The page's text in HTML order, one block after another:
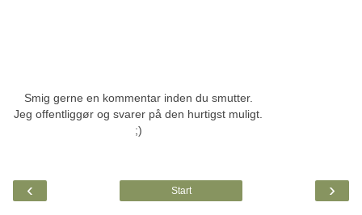
Smig gerne en kommentar inden du smutter.
Jeg offentliggør og svarer på den hurtigst muligt.
;)
‹ ›
Start